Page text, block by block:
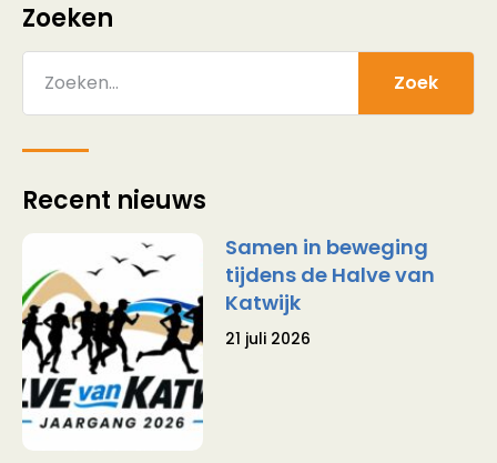
Zoeken
Zoek
Recent nieuws
Samen in beweging
tijdens de Halve van
Katwijk
21 juli 2026